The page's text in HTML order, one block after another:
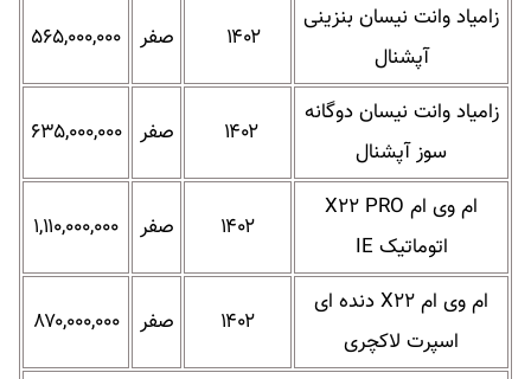
زامیاد وانت نیسان بنزینی
آپشنال
۱۴۰۲ صفر ۵۶۵,۰۰۰,۰۰۰
زامیاد وانت نیسان دوگانه
سوز آپشنال
۱۴۰۲ صفر ۶۳۵,۰۰۰,۰۰۰
ام وی ام X۲۲ PRO
اتوماتیک IE
۱۴۰۲ صفر ۱,۱۱۰,۰۰۰,۰۰۰
ام وی ام X۲۲ دنده ای
اسپرت لاکچری
۱۴۰۲ صفر ۸۷۰,۰۰۰,۰۰۰